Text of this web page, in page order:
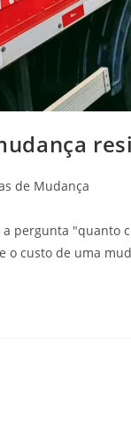
de Mudança
a pergunta
o custo de uma